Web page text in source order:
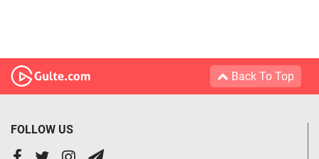
Back To Top
FOLLOW US